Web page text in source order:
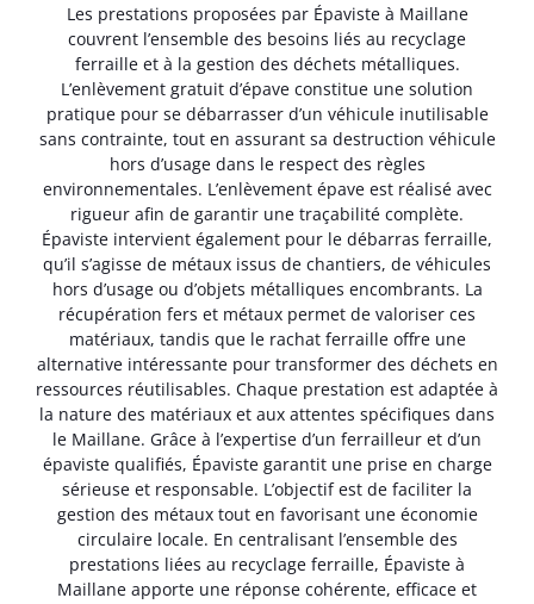
Les prestations proposées par Épaviste à Maillane
couvrent l’ensemble des besoins liés au recyclage
ferraille et à la gestion des déchets métalliques.
L’enlèvement gratuit d’épave constitue une solution
pratique pour se débarrasser d’un véhicule inutilisable
sans contrainte, tout en assurant sa destruction véhicule
hors d’usage dans le respect des règles
environnementales. L’enlèvement épave est réalisé avec
rigueur afin de garantir une traçabilité complète.
Épaviste intervient également pour le débarras ferraille,
qu’il s’agisse de métaux issus de chantiers, de véhicules
hors d’usage ou d’objets métalliques encombrants. La
récupération fers et métaux permet de valoriser ces
matériaux, tandis que le rachat ferraille offre une
alternative intéressante pour transformer des déchets en
ressources réutilisables. Chaque prestation est adaptée à
la nature des matériaux et aux attentes spécifiques dans
le Maillane. Grâce à l’expertise d’un ferrailleur et d’un
épaviste qualifiés, Épaviste garantit une prise en charge
sérieuse et responsable. L’objectif est de faciliter la
gestion des métaux tout en favorisant une économie
circulaire locale. En centralisant l’ensemble des
prestations liées au recyclage ferraille, Épaviste à
Maillane apporte une réponse cohérente, efficace et